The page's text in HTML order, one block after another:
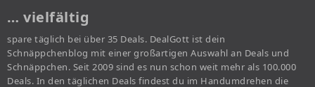
… vielfältig
spare täglich bei über 35 Deals. DealGott ist dein
Schnäppchenblog mit einer großartigen Auswahl an Deals und
Schnäppchen. Seit 2009 sind es nun schon weit mehr als 100.000
Deals. In den täglichen Deals findest du im Handumdrehen die